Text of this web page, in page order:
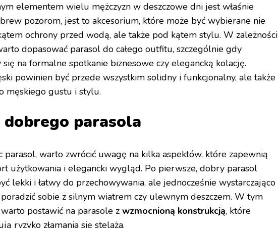
elementem wielu mężczyzn w deszczowe dni jest właśnie
pozorom, jest to akcesorium, które może być wybierane nie
ochrony przed wodą, ale także pod kątem stylu. W zależności
dopasować parasol do całego outfitu, szczególnie gdy
na formalne spotkanie biznesowe czy elegancką kolację.
powinien być przede wszystkim solidny i funkcjonalny, ale także
męskiego gustu i stylu.
dobrego parasola
parasol, warto zwrócić uwagę na kilka aspektów, które zapewnią
użytkowania i elegancki wygląd. Po pierwsze, dobry parasol
lekki i łatwy do przechowywania, ale jednocześnie wystarczająco
sobie z silnym wiatrem czy ulewnym deszczem. W tym
postawić na parasole z wzmocnioną konstrukcją, które
ryzyko złamania się stelaża.